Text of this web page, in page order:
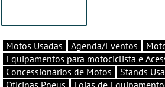
Motos Usadas Agenda/Eventos
Equipamentos para motociclista e
Concessionários de Motos
Stands